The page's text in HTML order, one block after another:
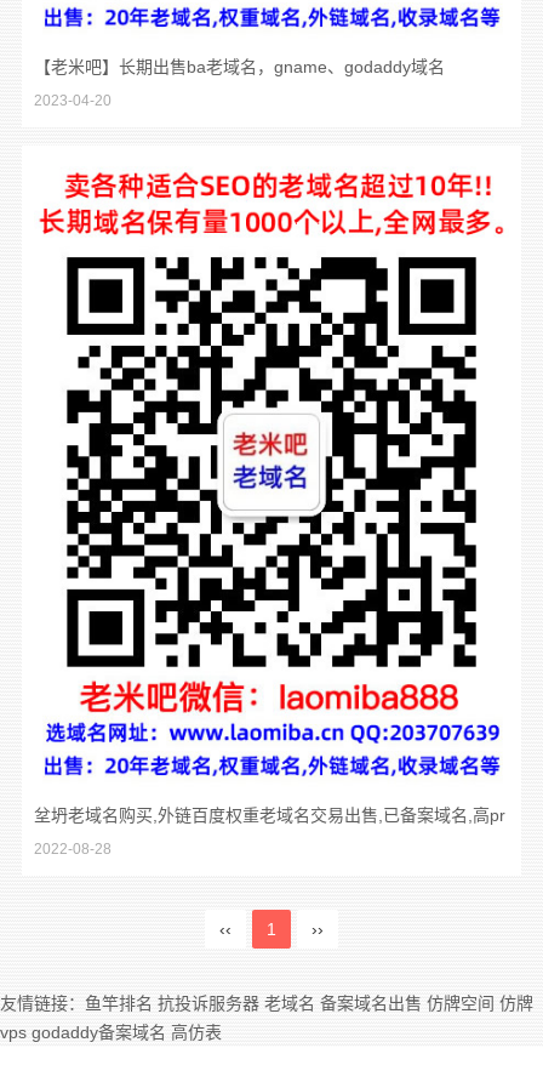
【老米吧】长期出售ba老域名，gname、godaddy域名
2023-04-20
坌坍老域名购买,外链百度权重老域名交易出售,已备案域名,高pr
域名,百度搜狗收录域名反链域名
2022-08-28
‹‹ 1 ››
友情链接： 鱼竿排名 抗投诉服务器 老域名 备案域名出售 仿牌空间 仿牌
vps godaddy备案域名 高仿表